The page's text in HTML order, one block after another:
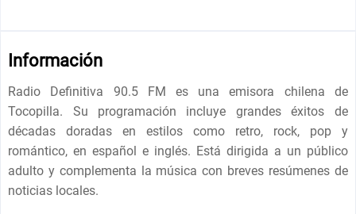
Información
Radio Definitiva 90.5 FM es una emisora chilena de
Tocopilla. Su programación incluye grandes éxitos de
décadas doradas en estilos como retro, rock, pop y
romántico, en español e inglés. Está dirigida a un público
adulto y complementa la música con breves resúmenes de
noticias locales.